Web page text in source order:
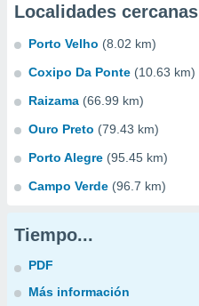
Localidades cercanas
Porto Velho (8.02 km)
Coxipo Da Ponte (10.63 km)
Raizama (66.99 km)
Ouro Preto (79.43 km)
Porto Alegre (95.45 km)
Campo Verde (96.7 km)
Tiempo...
PDF
Más información